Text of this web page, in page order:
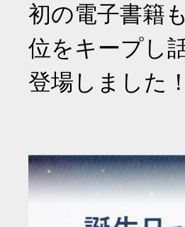
初の電子書籍
位をキープし
登場しました